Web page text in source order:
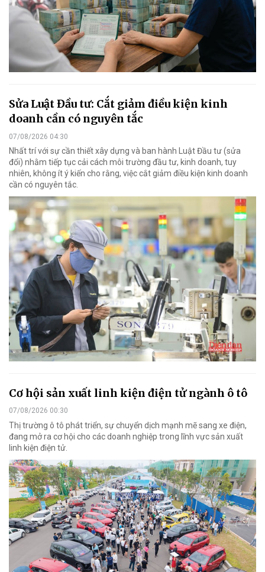
Sửa Luật Đầu tư: Cắt giảm điều kiện kinh
doanh cần có nguyên tắc
07/08/2026 04:30
Nhất trí với sự cần thiết xây dựng và ban hành Luật Đầu tư (sửa
đổi) nhằm tiếp tục cải cách môi trường đầu tư, kinh doanh, tuy
nhiên, không ít ý kiến cho rằng, việc cắt giảm điều kiện kinh doanh
cần có nguyên tắc.
Cơ hội sản xuất linh kiện điện tử ngành ô tô
07/08/2026 00:30
Thị trường ô tô phát triển, sự chuyển dịch mạnh mẽ sang xe điện,
đang mở ra cơ hội cho các doanh nghiệp trong lĩnh vực sản xuất
linh kiện điện tử.